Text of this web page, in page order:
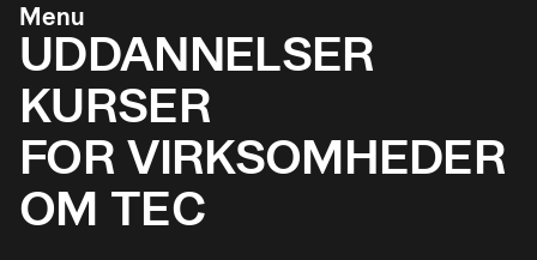
Menu
UDDANNELSER
KURSER
FOR VIRKSOMHEDER
OM TEC